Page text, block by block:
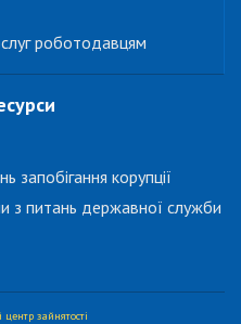
роботодавцям
запобігання корупції
з питань державної служби
зайнятості